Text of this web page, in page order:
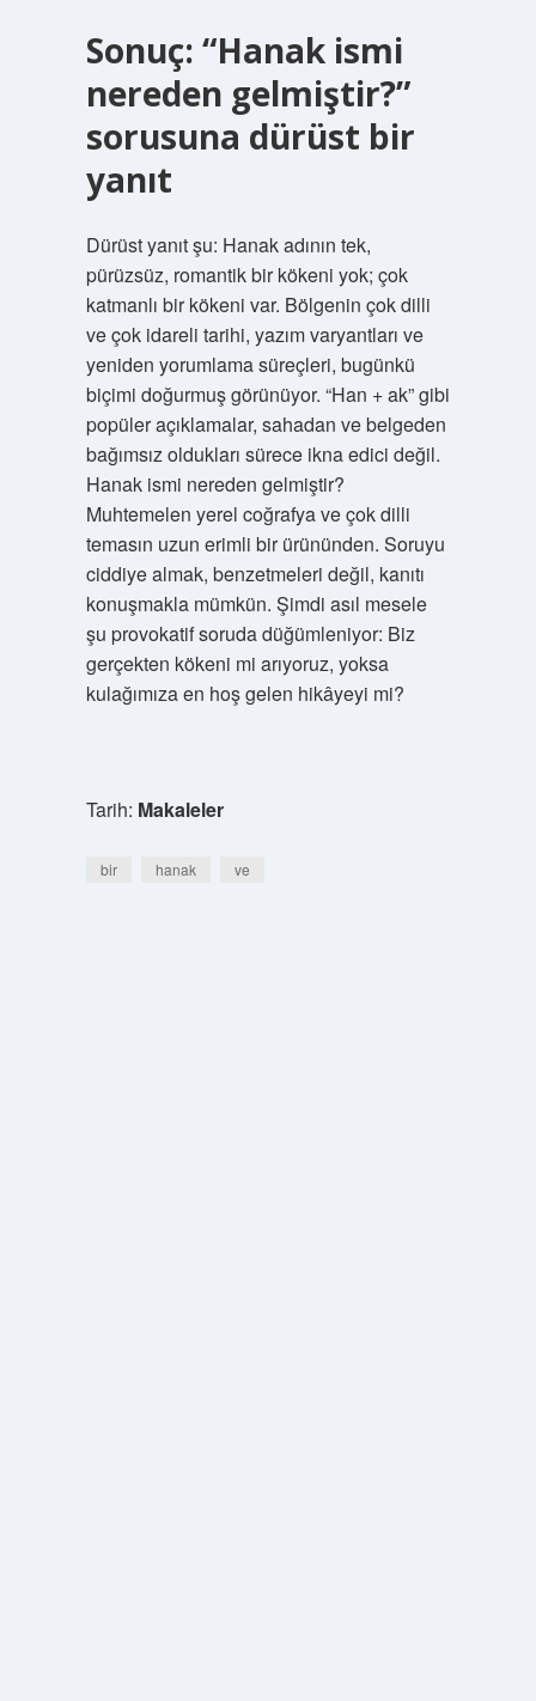
Sonuç: “Hanak ismi
nereden gelmiştir?”
sorusuna dürüst bir
yanıt
Dürüst yanıt şu: Hanak adının tek,
pürüzsüz, romantik bir kökeni yok; çok
katmanlı bir kökeni var. Bölgenin çok dilli
ve çok idareli tarihi, yazım varyantları ve
yeniden yorumlama süreçleri, bugünkü
biçimi doğurmuş görünüyor. “Han + ak” gibi
popüler açıklamalar, sahadan ve belgeden
bağımsız oldukları sürece ikna edici değil.
Hanak ismi nereden gelmiştir?
Muhtemelen yerel coğrafya ve çok dilli
temasın uzun erimli bir ürününden. Soruyu
ciddiye almak, benzetmeleri değil, kanıtı
konuşmakla mümkün. Şimdi asıl mesele
şu provokatif soruda düğümleniyor: Biz
gerçekten kökeni mi arıyoruz, yoksa
kulağımıza en hoş gelen hikâyeyi mi?
Tarih: Makaleler
bir hanak ve